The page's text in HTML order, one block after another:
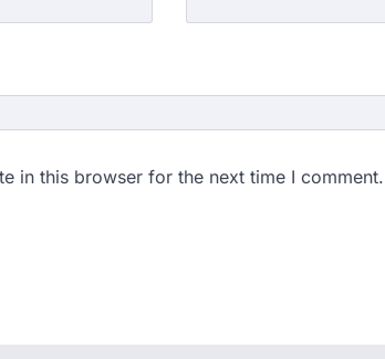
in this browser for the next time I comment.